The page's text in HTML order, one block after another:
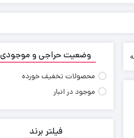
وضعیت حراجی و موجودی
محصولات تخفیف خورده
موجود در انبار
فیلتر برند